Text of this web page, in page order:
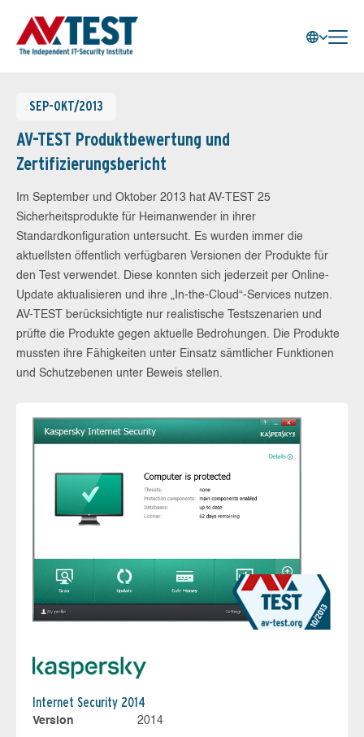
SEP-OKT/2013
AV-TEST Produktbewertung und
Zertifizierungsbericht
Im September und Oktober 2013 hat AV-TEST 25
Sicherheitsprodukte für Heimanwender in ihrer
Standardkonfiguration untersucht. Es wurden immer die
aktuellsten öffentlich verfügbaren Versionen der Produkte für
den Test verwendet. Diese konnten sich jederzeit per Online-
Update aktualisieren und ihre „In-the-Cloud“-Services nutzen.
AV-TEST berücksichtigte nur realistische Testszenarien und
prüfte die Produkte gegen aktuelle Bedrohungen. Die Produkte
mussten ihre Fähigkeiten unter Einsatz sämtlicher Funktionen
und Schutzebenen unter Beweis stellen.
Internet Security 2014
Version
2014